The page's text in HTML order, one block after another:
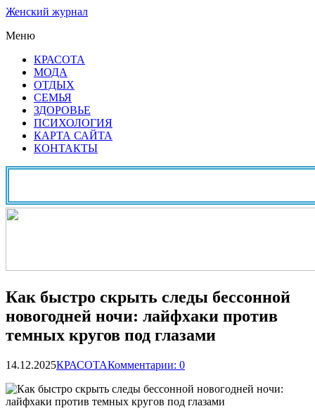
Женский журнал
Меню
КРАСОТА
МОДА
ОТДЫХ
СЕМЬЯ
ЗДОРОВЬЕ
ПСИХОЛОГИЯ
КАРТА САЙТА
КОНТАКТЫ
Как быстро скрыть следы бессонной
новогодней ночи: лайфхаки против
темных кругов под глазами
14.12.2025КРАСОТАКомментарии: 0